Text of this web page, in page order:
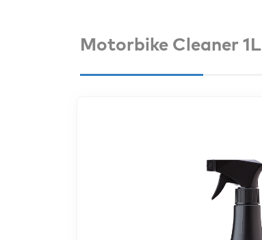
Motorbike Cleaner 1L